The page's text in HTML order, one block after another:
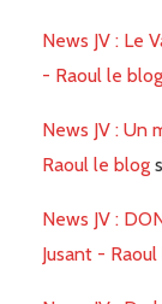
News JV : Le
- Raoul le blog
News JV : Un
Raoul le blog
News JV :
Jusant -